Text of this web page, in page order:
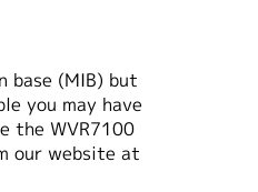
base (MIB) but
you may have
the WVR7100
our website at